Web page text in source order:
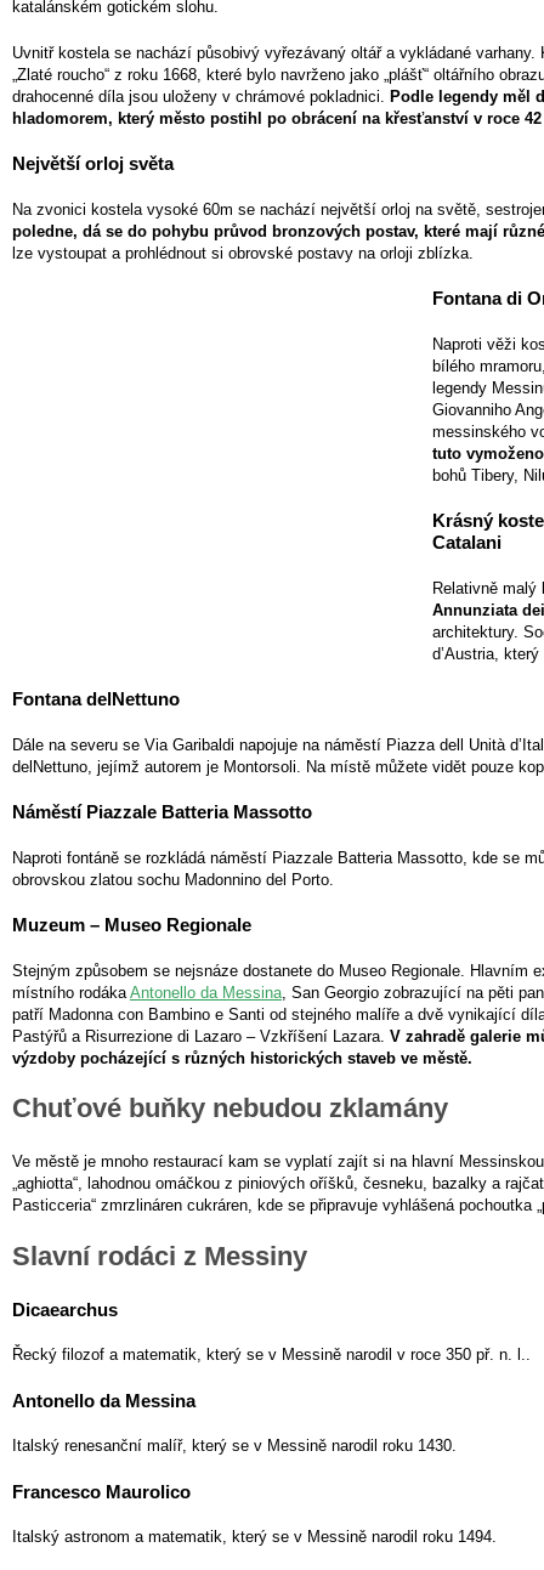
katalánském gotickém slohu.
Uvnitř kostela se nachází působivý vyřezávaný oltář a vykládané
„Zlaté roucho“ z roku 1668, které bylo navrženo jako „plášť“ oltářního
drahocenné díla jsou uloženy v chrámové pokladnici. Podle legendy měl
hladomorem, který město postihl po obrácení na křesťanství v roce
Největší orloj světa
Na zvonici kostela vysoké 60m se nachází největší orloj na světě,
poledne, dá se do pohybu průvod bronzových postav, které mají
lze vystoupat a prohlédnout si obrovské postavy na orloji zblízka.
Fontana di
Naproti věži
bílého
legendy
Giovanniho
messinského
tuto
bohů Tibery,
Krásný
Catalani
Relativně
Annunziata
architektury.
d’Austria,
Fontana delNettuno
Dále na severu se Via Garibaldi napojuje na náměstí Piazza dell Unità
delNettuno, jejímž autorem je Montorsoli. Na místě můžete vidět pouze
Náměstí Piazzale Batteria Massotto
Naproti fontáně se rozkládá náměstí Piazzale Batteria Massotto, kde se
obrovskou zlatou sochu Madonnino del Porto.
Muzeum – Museo Regionale
Stejným způsobem se nejsnáze dostanete do Museo Regionale. Hlavním
místního rodáka Antonello da Messina , San Georgio zobrazující na pěti
patří Madonna con Bambino e Santi od stejného malíře a dvě vynikající
Pastýřů a Risurrezione di Lazaro – Vzkříšení Lazara. V zahradě galerie
výzdoby pocházející s různých historických staveb ve městě.
Chuťové buňky nebudou zklamány
Ve městě je mnoho restaurací kam se vyplatí zajít si na hlavní
„aghiotta“, lahodnou omáčkou z piniových oříšků, česneku, bazalky a
Pasticceria“ zmrzlináren cukráren, kde se připravuje vyhlášená pochoutka
Slavní rodáci z Messiny
Dicaearchus
Řecký filozof a matematik, který se v Messině narodil v roce 350 př. n. l..
Antonello da Messina
Italský renesanční malíř, který se v Messině narodil roku 1430.
Francesco Maurolico
Italský astronom a matematik, který se v Messině narodil roku 1494.